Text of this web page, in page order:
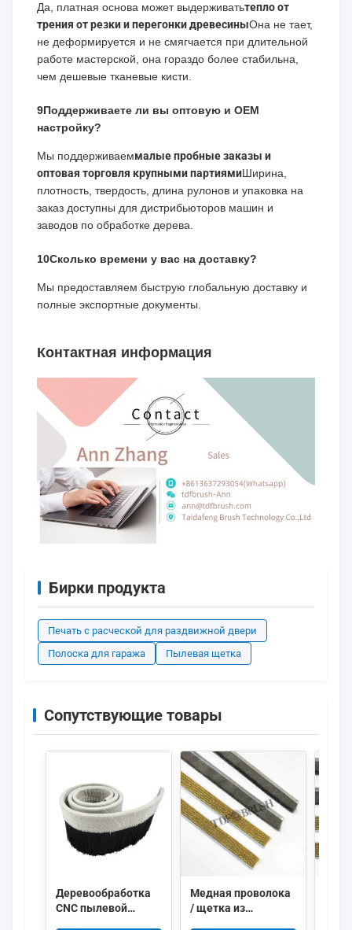
Да, платная основа может выдерживатьтепло от
трения от резки и перегонки древесиныОна не тает,
не деформируется и не смягчается при длительной
работе мастерской, она гораздо более стабильна,
чем дешевые тканевые кисти.
9Поддерживаете ли вы оптовую и OEM
настройку?
Мы поддерживаеммалые пробные заказы и
оптовая торговля крупными партиямиШирина,
плотность, твердость, длина рулонов и упаковка на
заказ доступны для дистрибьюторов машин и
заводов по обработке дерева.
10Сколько времени у вас на доставку?
Мы предоставляем быструю глобальную доставку и
полные экспортные документы.
Контактная информация
Бирки продукта
Печать с расческой для раздвижной двери
Полоска для гаража
Пылевая щетка
Сопутствующие товары
Деревообработка
CNC пылевой
Медная проволока
/ щетка из